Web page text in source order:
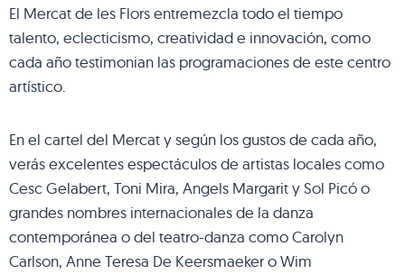
El Mercat de les Flors entremezcla todo el tiempo
talento, eclecticismo, creatividad e innovación, como
cada año testimonian las programaciones de este centro
artístico.
En el cartel del Mercat y según los gustos de cada año,
verás excelentes espectáculos de artistas locales como
Cesc Gelabert, Toni Mira, Angels Margarit y Sol Picó o
grandes nombres internacionales de la danza
contemporánea o del teatro-danza como Carolyn
Carlson, Anne Teresa De Keersmaeker o Wim